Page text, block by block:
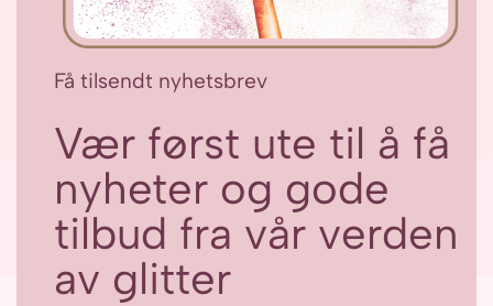
Få tilsendt nyhetsbrev
Vær først ute til å få
nyheter og gode
tilbud fra vår verden
av glitter